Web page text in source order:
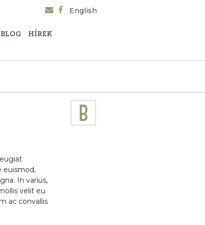
English
BLOG HÍREK
euismod,
In varius,
velit eu
ac convallis